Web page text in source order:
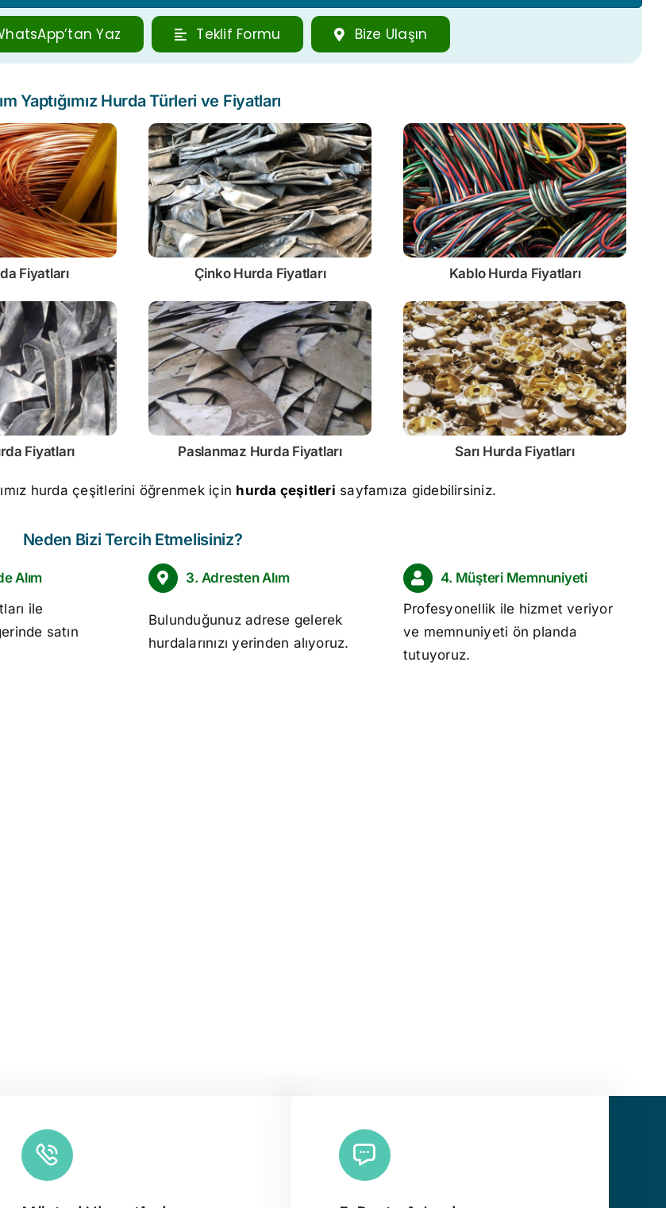
Yaz Teklif Formu Bize Ulaşın
Yaptığımız Hurda Türleri ve Fiyatları
Fiyatları Çinko Hurda Fiyatları Kablo Hurda Fiyatları
Fiyatları Paslanmaz Hurda Fiyatları Sarı Hurda Fiyatları
hurda çeşitlerini öğrenmek için hurda çeşitleri sayfamıza gidebilirsiniz.
Neden Bizi Tercih Etmelisiniz?
Alım
ile
satın
3. Adresten Alım
Bulunduğunuz adrese gelerek
hurdalarınızı yerinden alıyoruz.
4. Müşteri Memnuniyeti
Profesyonellik ile hizmet veriyor
ve memnuniyeti ön planda
tutuyoruz.